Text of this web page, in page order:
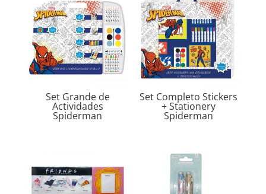
Set Grande de
Actividades
Spiderman
Set Completo Stickers
+ Stationery
Spiderman